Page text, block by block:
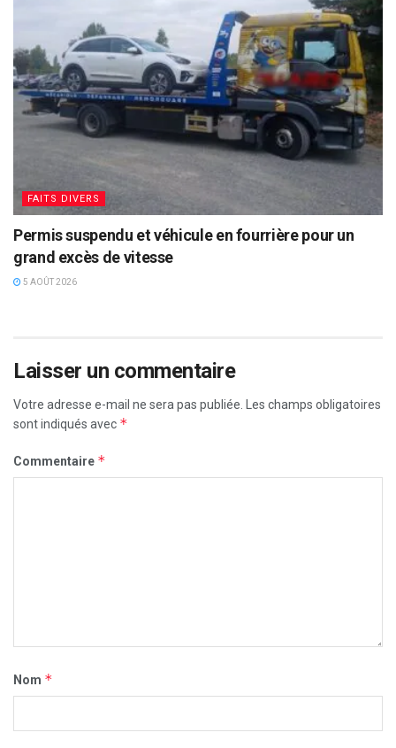
FAITS DIVERS
Permis suspendu et véhicule en fourrière pour un
grand excès de vitesse
5 AOÛT 2026
Laisser un commentaire
Votre adresse e-mail ne sera pas publiée. Les champs obligatoires
sont indiqués avec *
Commentaire *
Nom *